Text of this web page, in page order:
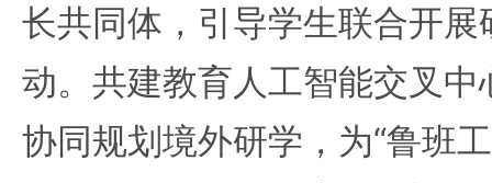
长共同体，引导学生联合开
动。共建教育人工智能交叉
协同规划境外研学，为“鲁班